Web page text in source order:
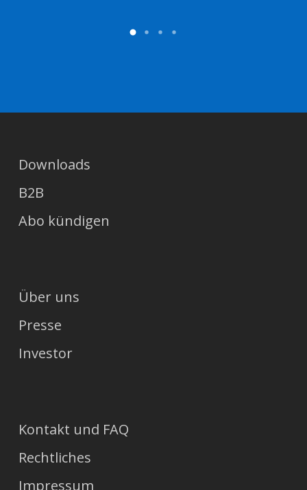
Downloads
B2B
Abo kündigen
Über uns
Presse
Investor
Kontakt und FAQ
Rechtliches
Impressum